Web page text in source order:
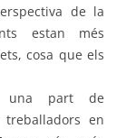
de la
estan més
cosa que els
una part de
en